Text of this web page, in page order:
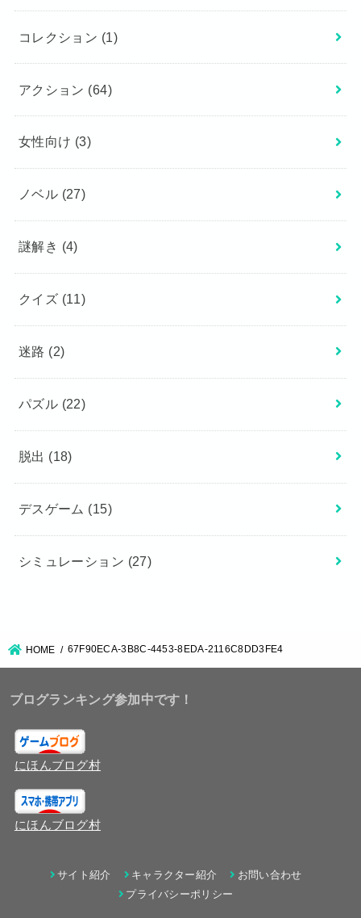
コレクション (1)
アクション (64)
女性向け (3)
ノベル (27)
謎解き (4)
クイズ (11)
迷路 (2)
パズル (22)
脱出 (18)
デスゲーム (15)
シミュレーション (27)
HOME 67F90ECA-3B8C-4453-8EDA-2116C8DD3FE4
ブログランキング参加中です！
にほんブログ村
にほんブログ村
サイト紹介 キャラクター紹介
お問い合わせ
プライバシーポリシー